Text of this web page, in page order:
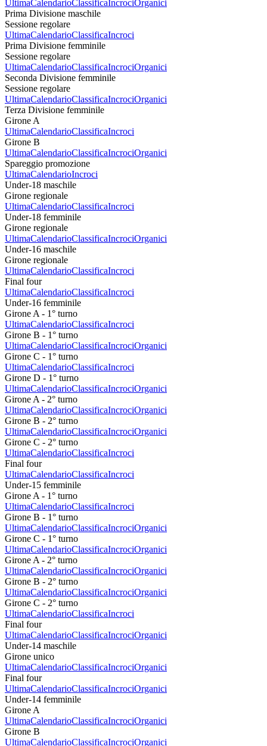
UltimaCalendarioClassificaIncrociOrganici
Prima Divisione maschile
Sessione regolare
UltimaCalendarioClassificaIncroci
Prima Divisione femminile
Sessione regolare
UltimaCalendarioClassificaIncrociOrganici
Seconda Divisione femminile
Sessione regolare
UltimaCalendarioClassificaIncrociOrganici
Terza Divisione femminile
Girone A
UltimaCalendarioClassificaIncroci
Girone B
UltimaCalendarioClassificaIncrociOrganici
Spareggio promozione
UltimaCalendarioIncroci
Under-18 maschile
Girone regionale
UltimaCalendarioClassificaIncroci
Under-18 femminile
Girone regionale
UltimaCalendarioClassificaIncrociOrganici
Under-16 maschile
Girone regionale
UltimaCalendarioClassificaIncroci
Final four
UltimaCalendarioClassificaIncroci
Under-16 femminile
Girone A - 1° turno
UltimaCalendarioClassificaIncroci
Girone B - 1° turno
UltimaCalendarioClassificaIncrociOrganici
Girone C - 1° turno
UltimaCalendarioClassificaIncroci
Girone D - 1° turno
UltimaCalendarioClassificaIncrociOrganici
Girone A - 2° turno
UltimaCalendarioClassificaIncrociOrganici
Girone B - 2° turno
UltimaCalendarioClassificaIncrociOrganici
Girone C - 2° turno
UltimaCalendarioClassificaIncroci
Final four
UltimaCalendarioClassificaIncroci
Under-15 femminile
Girone A - 1° turno
UltimaCalendarioClassificaIncroci
Girone B - 1° turno
UltimaCalendarioClassificaIncrociOrganici
Girone C - 1° turno
UltimaCalendarioClassificaIncrociOrganici
Girone A - 2° turno
UltimaCalendarioClassificaIncrociOrganici
Girone B - 2° turno
UltimaCalendarioClassificaIncrociOrganici
Girone C - 2° turno
UltimaCalendarioClassificaIncroci
Final four
UltimaCalendarioClassificaIncrociOrganici
Under-14 maschile
Girone unico
UltimaCalendarioClassificaIncrociOrganici
Final four
UltimaCalendarioClassificaIncrociOrganici
Under-14 femminile
Girone A
UltimaCalendarioClassificaIncrociOrganici
Girone B
UltimaCalendarioClassificaIncrociOrganici